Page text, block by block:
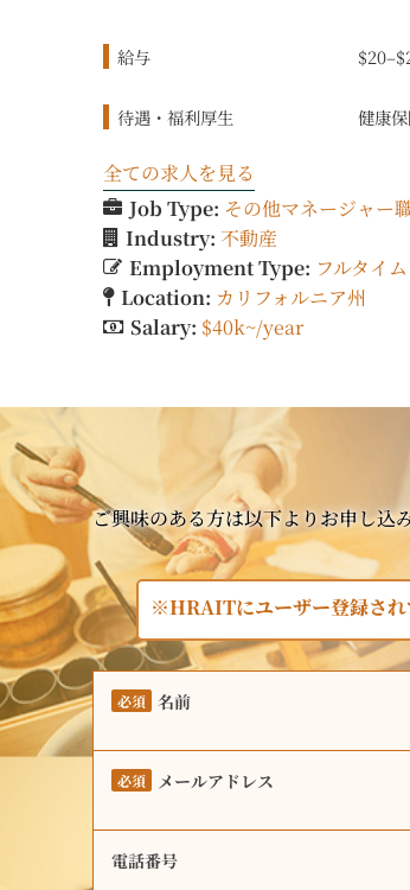
給与
待遇・福利厚生 健康
全ての求人を見る
Job Type: その他マネージャー
Industry: 不動産
Employment Type: フルタイム
Location: カリフォルニア州
Salary: $40k~/year
ご興味のある方は以下よりお申し込
※HRAITにユーザー登録され
必須 名前
必須 メールアドレス
電話番号